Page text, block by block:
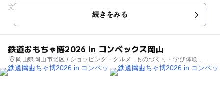
文時代と弥生時代の生活が体験できるのが魅力です。貫頭衣と
いう古代の衣装を着て（貸出...続きをみる
鉄道おもちゃ博2026 in コンベックス岡山
岡山県岡山市北区 / ショッピング・グルメ , ものづくり・学び体験 , 街
なかイベント